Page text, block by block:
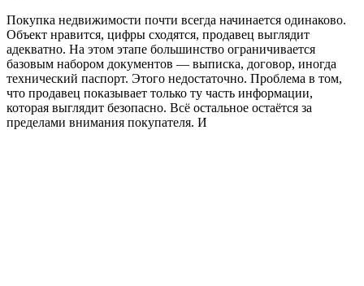
Покупка недвижимости почти всегда начинается одинаково.
Объект нравится, цифры сходятся, продавец выглядит
адекватно. На этом этапе большинство ограничивается
базовым набором документов — выписка, договор, иногда
технический паспорт. Этого недостаточно. Проблема в том,
что продавец показывает только ту часть информации,
которая выглядит безопасно. Всё остальное остаётся за
пределами внимания покупателя. И